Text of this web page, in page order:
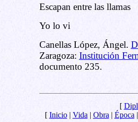
Escapan entre las llamas
Yo lo vi
Canellas López, Ángel.
Zaragoza: Institución
documento 235.
[
[ Inicio| Vida | Obra | Época